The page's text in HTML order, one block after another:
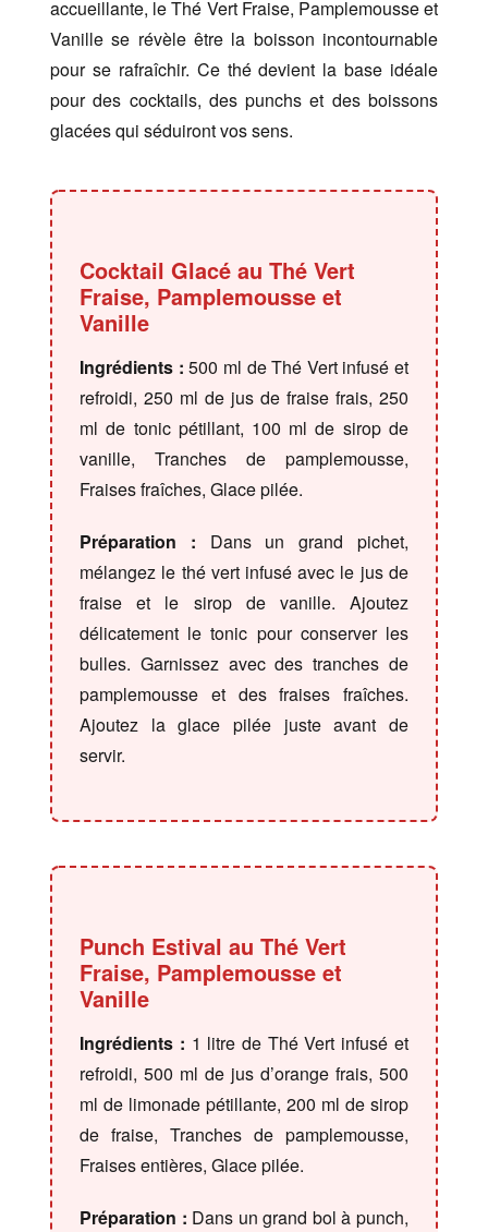
accueillante, le Thé Vert Fraise, Pamplemousse et
Vanille se révèle être la boisson incontournable
pour se rafraîchir. Ce thé devient la base idéale
pour des cocktails, des punchs et des boissons
glacées qui séduiront vos sens.
Cocktail Glacé au Thé Vert
Fraise, Pamplemousse et
Vanille
Ingrédients : 500 ml de Thé Vert infusé et
refroidi, 250 ml de jus de fraise frais, 250
ml de tonic pétillant, 100 ml de sirop de
vanille, Tranches de pamplemousse,
Fraises fraîches, Glace pilée.
Préparation : Dans un grand pichet,
mélangez le thé vert infusé avec le jus de
fraise et le sirop de vanille. Ajoutez
délicatement le tonic pour conserver les
bulles. Garnissez avec des tranches de
pamplemousse et des fraises fraîches.
Ajoutez la glace pilée juste avant de
servir.
Punch Estival au Thé Vert
Fraise, Pamplemousse et
Vanille
Ingrédients : 1 litre de Thé Vert infusé et
refroidi, 500 ml de jus d’orange frais, 500
ml de limonade pétillante, 200 ml de sirop
de fraise, Tranches de pamplemousse,
Fraises entières, Glace pilée.
Préparation : Dans un grand bol à punch,